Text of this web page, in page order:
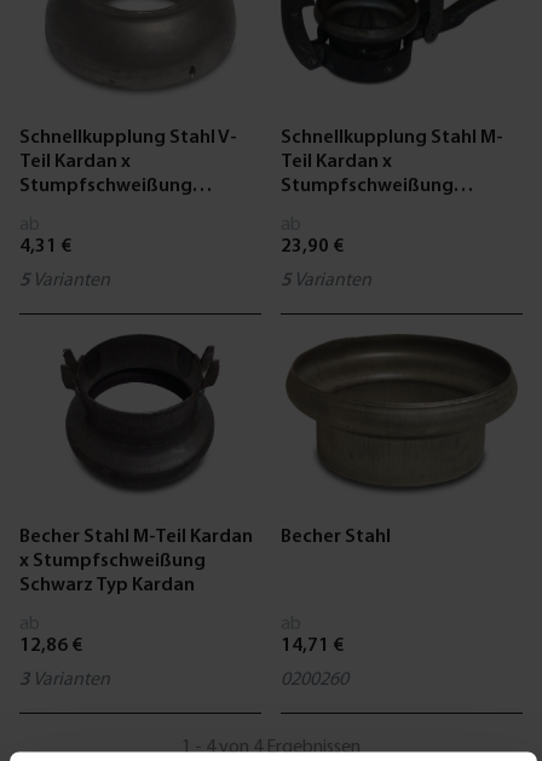
Schnellkupplung Stahl V-
Teil Kardan x
Stumpfschweißung
4,31 €
5 Varianten
Schnellkupplung Stahl M-
Teil Kardan x
Stumpfschweißung
23,90 €
5 Varianten
Becher Stahl M-Teil Kardan
x Stumpfschweißung
Schwarz Typ Kardan
12,86 €
3 Varianten
Becher Stahl
14,71 €
0200260
1 - 4 von 4 Ergebnissen